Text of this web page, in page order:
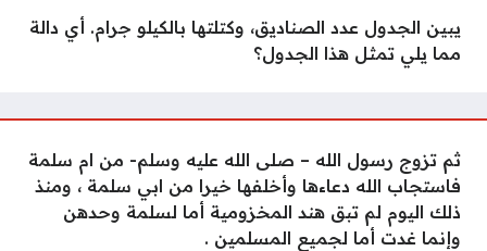
يبين الجدول عدد الصناديق، وكتلتها بالكيلو جرام. أي دالة
مما يلي تمثل هذا الجدول؟
ثم تزوج رسول الله – صلى الله عليه وسلم- من ام سلمة
فاستجاب الله دعاءها وأخلفها خيرا من ابي سلمة ، ومنذ
ذلك اليوم لم تبق هند المخزومية أما لسلمة وحدهن
وإنما غدت أما لجميع المسلمين .